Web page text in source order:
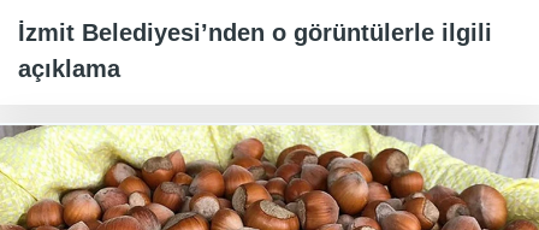
İzmit Belediyesi’nden o görüntülerle ilgili
açıklama